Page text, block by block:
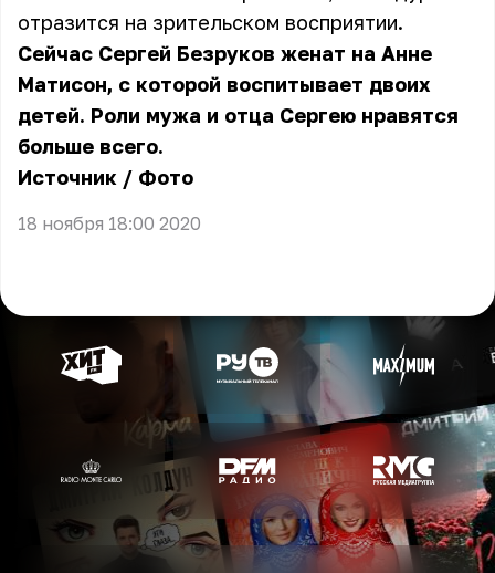
отразится на зрительском восприятии.
Сейчас Сергей Безруков женат на Анне
Матисон, с которой воспитывает двоих
детей. Роли мужа и отца Сергею нравятся
больше всего.
Источник / Фото
18 ноября 18:00 2020